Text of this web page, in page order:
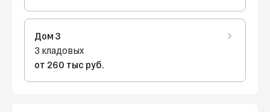
Дом 3
3 кладовых
от 260 тыс руб.